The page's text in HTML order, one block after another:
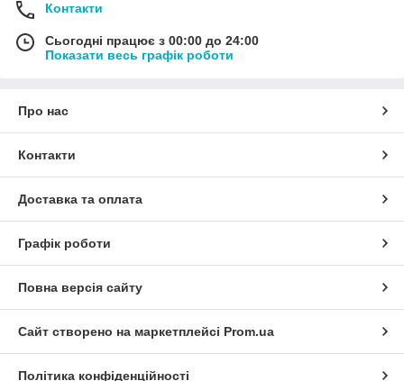
Контакти
Сьогодні працює з 00:00 до 24:00
Показати весь графік роботи
Про нас
Контакти
Доставка та оплата
Графік роботи
Повна версія сайту
Сайт створено на маркетплейсі Prom.ua
Політика конфіденційності